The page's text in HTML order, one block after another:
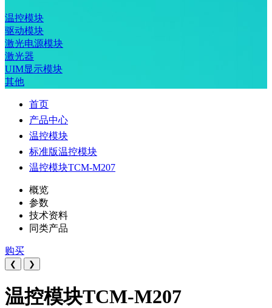
温控模块
驱动模块
激光电源模块
激光器
UIM显示模块
其他
首页
产品中心
温控模块
标准版温控模块
温控模块TCM-M207
概览
参数
技术资料
同类产品
购买
❮ ❯
温控模块TCM-M207